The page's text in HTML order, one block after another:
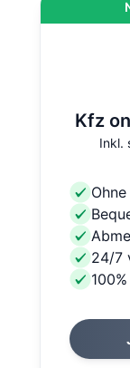
Kfz
Inkl.
24/7